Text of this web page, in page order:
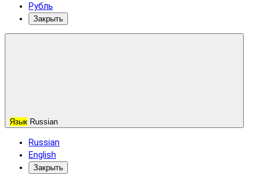
Рубль
Закрыть
Язык Russian
Russian
English
Закрыть